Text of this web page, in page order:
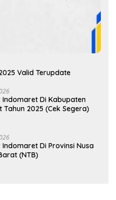
Valid Terupdate
Indomaret Di Kabupaten
Tahun 2025 (Cek Segera)
Di Provinsi Nusa
(NTB)